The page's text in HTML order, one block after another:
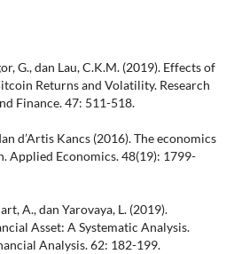
G., dan Lau, C.K.M. (2019). Effects of
Returns and Volatility. Research
Finance. 47: 511-518.
d’Artis Kancs (2016). The economics
Applied Economics. 48(19): 1799-
A., dan Yarovaya, L. (2019).
Asset: A Systematic Analysis.
Analysis. 62: 182-199.